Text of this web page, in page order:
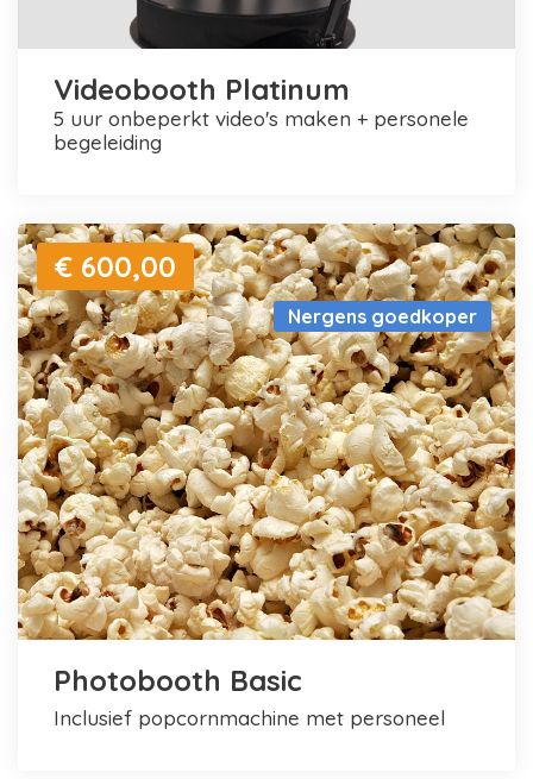
Videobooth Platinum
5 uur onbeperkt video's maken + personele
begeleiding
Nergens goedkoper
€ 600,00
Photobooth Basic
inclusief popcornmachine met personeel